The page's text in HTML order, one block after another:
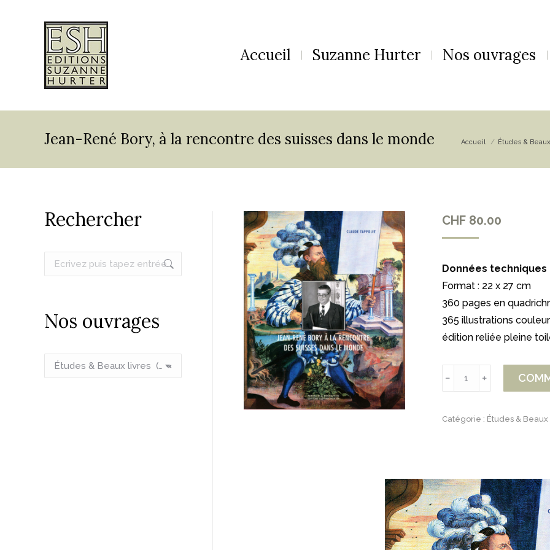
Accueil Suzanne Hurter Nos ouvrages
Jean-René Bory, à la rencontre des suisses dans le monde Vous êtes ici :
Accueil Études &
CHF80.00
Données techniques
Format : 22 x 27 cm
360 pages en
365 illustrations
édition reliée pleine
René
rencontre
des
suisses
dans
﹣ ﹢
Catégorie : Études &
Rechercher
Recherche
:
Nos ouvrages
×
Études & Beaux livres (20)